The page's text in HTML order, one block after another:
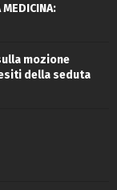
MEDICINA:
mozione
della seduta